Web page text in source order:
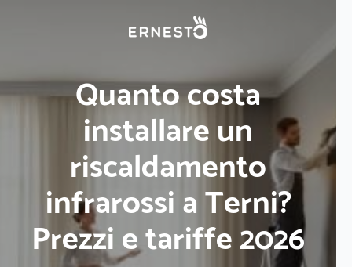
Quanto costa
installare un
riscaldamento
infrarossi a Terni?
Prezzi e tariffe 2026